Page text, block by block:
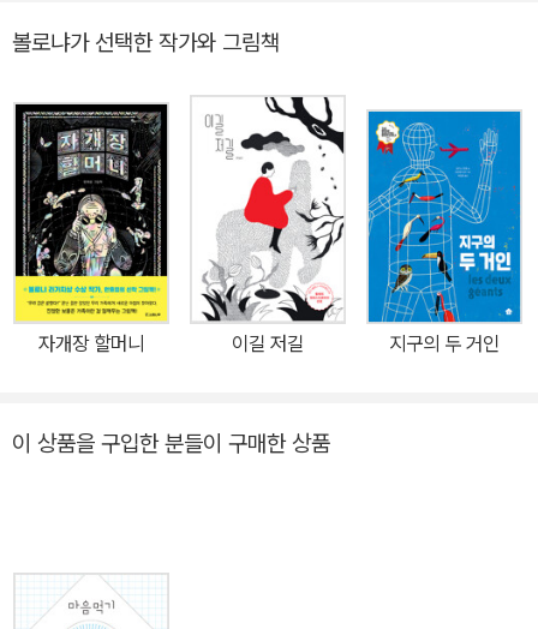
적으로 묘사하고 있다”는 평을 받은 이 작품은, 작고 연약해 보이는
두 존재가 낯선 섬에 도착하여 ‘나’와 ‘우리’ 그리고 자신들만의 ‘세
계’를 찾아가는 여정을 그려 내고 있다. 어디로 가고 있는 걸까요? 여
기는 안전할까요? 중요한 건 우리가 함께 있다는 거예요. 너와 내가
다시 우리가 되고 ‘세계’가 되기까지 『파도가 지나간 뒤』는 너와 나,
둘로 시작한 모험이 하나가 되었다가 다시 ‘우리’가 되기까지의 과정
을 시적인 문장과 서정적인 그림으로 풀어낸 작품이다. 작은 두 존재
가 파도에 밀려 낯선 섬에 다다른다. 둘은 각자 섬을 탐험하다가 길을
잃기도 하고 서로를 찾아 헤매기도 한다. 이들의 여정에는 여러 변화
가 잇따르지만 그중에서도 눈에 띄는 건 ‘관계’이다. 얼핏 흩어진 듯
치 때때로 혼자가 되었다가 다시 둘이 되기도 하는 연인 관계 같기도,
새로운 식구를 맞이하고 떠나보내기도 하는 가족 관계 같기도, 뜻밖
는 독자들은 저마다의 시선으로 이야기를 읽어 나갈 수 있으며, 각기
볼로냐가 선택한 작가와 그림책
자개장 할머니 이길 저길 지구의 두 거인
이 상품을 구입한 분들이 구매한 상품